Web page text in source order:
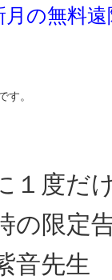
の無料遠
す。
１度だ
の限定
音先生